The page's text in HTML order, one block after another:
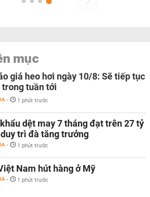
mục
giá heo hơi ngày 10/8: Sẽ tiếp tục
tuần tới
- 1 phút trước
dệt may 7 tháng đạt trên 27 tỷ
duy trì đà tăng trưởng
- 1 phút trước
Nam hút hàng ở Mỹ
- 1 phút trước